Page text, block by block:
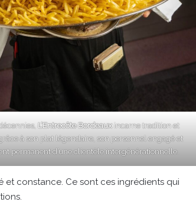
L’Entrecôte Bordeauxincarne tradition et
à son plat légendaire, son personnel engagé et
permanent d’une clientèle intergénérationnelle.
et constance. Ce sont ces ingrédients qui